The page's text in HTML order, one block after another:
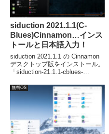
siduction 2021.1.1(C-
Blues)Cinnamon…インス
トールと日本語入力！
siduction 2021.1.1 の Cinnamon
デスクトップ版をインストール。
「siduction-21.1.1-cblues-
202102190910.iso」ファイルを
利用しています。
無料OS